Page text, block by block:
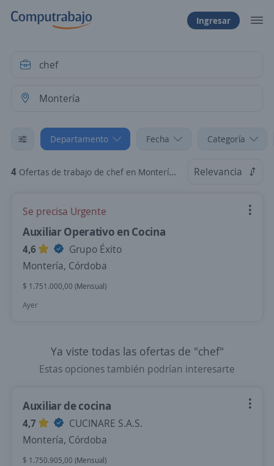
Ingresar
Departamento Fecha Categoría
4 Ofertas de trabajo de chef en Montería, Córdoba Relevancia
Se precisa Urgente
Auxiliar Operativo en Cocina
4,6
Grupo Éxito
Montería, Córdoba
$ 1.751.000,00 (Mensual)
Ayer
Ya viste todas las ofertas de "chef"
Estas opciones también podrían interesarte
Auxiliar de cocina
4,7
CUCINARE S.A.S.
Montería, Córdoba
$ 1.750.905,00 (Mensual)